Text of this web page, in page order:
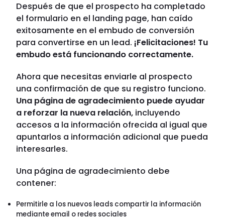
Después de que el prospecto ha completado
el formulario en el landing page, han caído
exitosamente en el embudo de conversión
para convertirse en un lead. ¡Felicitaciones! Tu
embudo está funcionando correctamente.
Ahora que necesitas enviarle al prospecto
una confirmación de que su registro funciono.
Una página de agradecimiento puede ayudar
a reforzar la nueva relación, incluyendo
accesos a la información ofrecida al igual que
apuntarlos a información adicional que pueda
interesarles.
Una página de agradecimiento debe
contener:
Permitirle a los nuevos leads compartir la información
mediante email o redes sociales